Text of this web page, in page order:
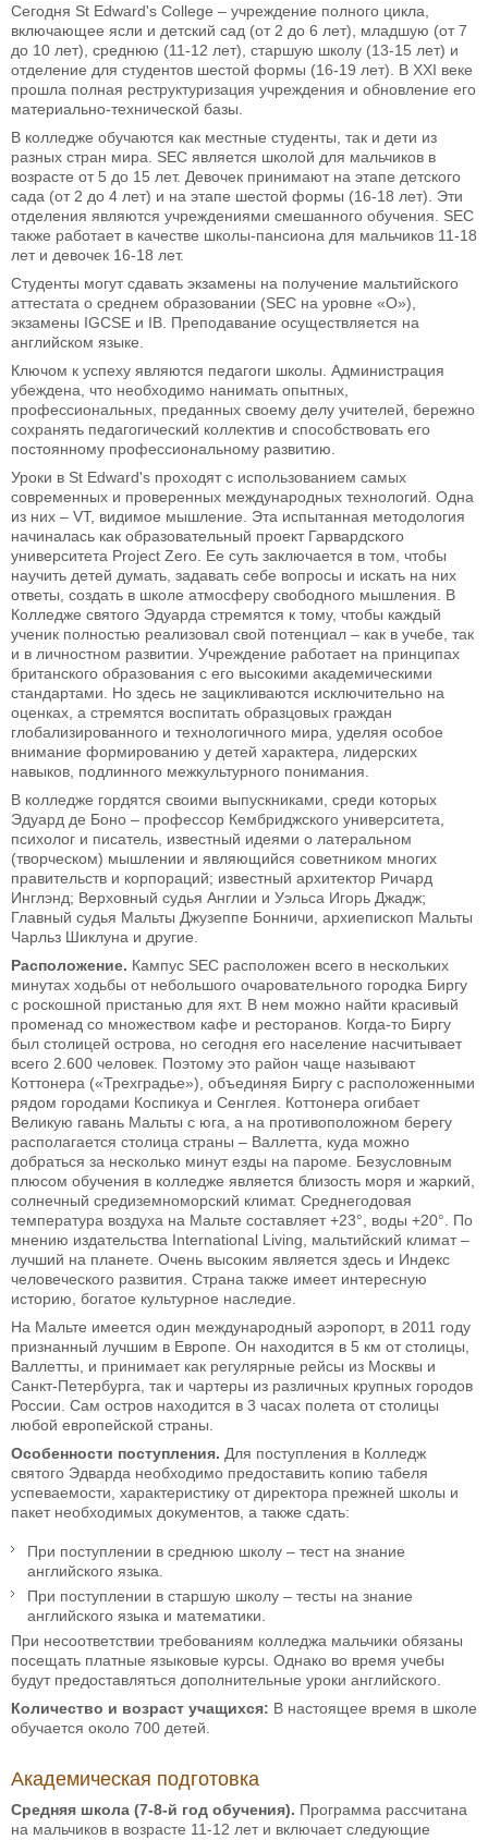
Сегодня St Edward's College – учреждение полного цикла,
включающее ясли и детский сад (от 2 до 6 лет), младшую (от 7
до 10 лет), среднюю (11-12 лет), старшую школу (13-15 лет) и
отделение для студентов шестой формы (16-19 лет). В XXI веке
прошла полная реструктуризация учреждения и обновление его
материально-технической базы.
В колледже обучаются как местные студенты, так и дети из
разных стран мира. SEC является школой для мальчиков в
возрасте от 5 до 15 лет. Девочек принимают на этапе детского
сада (от 2 до 4 лет) и на этапе шестой формы (16-18 лет). Эти
отделения являются учреждениями смешанного обучения. SEC
также работает в качестве школы-пансиона для мальчиков 11-18
лет и девочек 16-18 лет.
Студенты могут сдавать экзамены на получение мальтийского
аттестата о среднем образовании (SEC на уровне «O»),
экзамены IGCSE и IB. Преподавание осуществляется на
английском языке.
Ключом к успеху являются педагоги школы. Администрация
убеждена, что необходимо нанимать опытных,
профессиональных, преданных своему делу учителей, бережно
сохранять педагогический коллектив и способствовать его
постоянному профессиональному развитию.
Уроки в St Edward's проходят с использованием самых
современных и проверенных международных технологий. Одна
из них – VT, видимое мышление. Эта испытанная методология
начиналась как образовательный проект Гарвардского
университета Project Zero. Ее суть заключается в том, чтобы
научить детей думать, задавать себе вопросы и искать на них
ответы, создать в школе атмосферу свободного мышления. В
Колледже святого Эдуарда стремятся к тому, чтобы каждый
ученик полностью реализовал свой потенциал – как в учебе, так
и в личностном развитии. Учреждение работает на принципах
британского образования с его высокими академическими
стандартами. Но здесь не зацикливаются исключительно на
оценках, а стремятся воспитать образцовых граждан
глобализированного и технологичного мира, уделяя особое
внимание формированию у детей характера, лидерских
навыков, подлинного межкультурного понимания.
В колледже гордятся своими выпускниками, среди которых
Эдуард де Боно – профессор Кембриджского университета,
психолог и писатель, известный идеями о латеральном
(творческом) мышлении и являющийся советником многих
правительств и корпораций; известный архитектор Ричард
Инглэнд; Верховный судья Англии и Уэльса Игорь Джадж;
Главный судья Мальты Джузеппе Бонничи, архиепископ Мальты
Чарльз Шиклуна и другие.
Расположение. Кампус SEC расположен всего в нескольких
минутах ходьбы от небольшого очаровательного городка Биргу
с роскошной пристанью для яхт. В нем можно найти красивый
променад со множеством кафе и ресторанов. Когда-то Биргу
был столицей острова, но сегодня его население насчитывает
всего 2.600 человек. Поэтому это район чаще называют
Коттонера («Трехградье»), объединяя Биргу с расположенными
рядом городами Коспикуа и Сенглея. Коттонера огибает
Великую гавань Мальты с юга, а на противоположном берегу
располагается столица страны – Валлетта, куда можно
добраться за несколько минут езды на пароме. Безусловным
плюсом обучения в колледже является близость моря и жаркий,
солнечный средиземноморский климат. Среднегодовая
температура воздуха на Мальте составляет +23°, воды +20°. По
мнению издательства International Living, мальтийский климат –
лучший на планете. Очень высоким является здесь и Индекс
человеческого развития. Страна также имеет интересную
историю, богатое культурное наследие.
На Мальте имеется один международный аэропорт, в 2011 году
признанный лучшим в Европе. Он находится в 5 км от столицы,
Валлетты, и принимает как регулярные рейсы из Москвы и
Санкт-Петербурга, так и чартеры из различных крупных городов
России. Сам остров находится в 3 часах полета от столицы
любой европейской страны.
Особенности поступления. Для поступления в Колледж
святого Эдварда необходимо предоставить копию табеля
успеваемости, характеристику от директора прежней школы и
пакет необходимых документов, а также сдать:
При поступлении в среднюю школу – тест на знание
английского языка.
При поступлении в старшую школу – тесты на знание
английского языка и математики.
При несоответствии требованиям колледжа мальчики обязаны
посещать платные языковые курсы. Однако во время учебы
будут предоставляться дополнительные уроки английского.
Количество и возраст учащихся: В настоящее время в школе
обучается около 700 детей.
Академическая подготовка
Средняя школа (7-8-й год обучения). Программа рассчитана
на мальчиков в возрасте 11-12 лет и включает следующие